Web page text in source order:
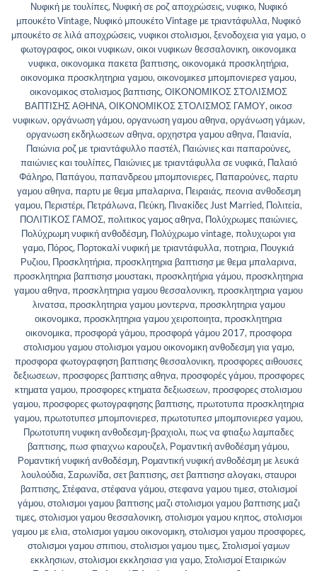
Νυφική με τουλίπες, Νυφική σε ροζ αποχρώσεις,νυφικο, Νυφικό
μπουκέτο Vintage, Νυφικό μπουκέτο Vintage με τριαντάφυλλα, Νυφικό
μπουκέτο σε λιλά αποχρώσεις,νυφικοι στολισμοι,ξενοδοχεια για γαμο,ο
φωτογραφος,οικοι νυφικων,οικοι νυφικων θεσσαλονικη,οικονομικα
νυφικα,οικονομικα πακετα βαπτισης,οικονομικά προσκλητήρια,
οικονομικα προσκλητηρια γαμου,οικονομικεσ μπομπονιερεσ γαμου,
οικονομικος στολισμος βαπτισης,ΟΙΚΟΝΟΜΙΚΟΣ ΣΤΟΛΙΣΜΟΣ
ΒΑΠΤΙΣΗΣ ΑΘΗΝΑ,ΟΙΚΟΝΟΜΙΚΟΣ ΣΤΟΛΙΣΜΟΣ ΓΑΜΟΥ,οικοσ
νυφικων,οργάνωση γάμου,οργανωση γαμου αθηνα,οργάνωση γάμων,
οργανωση εκδηλωσεων αθηνα,ορχηστρα γαμου αθηνα, Παιανία,
Παιώνια ροζ με τριαντάφυλλο παστέλ, Παιώνιες και παπαρούνες,
παιώνιες και τουλίπες, Παιώνιες με τριαντάφυλλα σε νυφικά, Παλαιό
Φάληρο, Παπάγου,παπανδρεου μπομπονιερες, Παπαρούνες,παρτυ
γαμου αθηνα,παρτυ με θεμα μπαλαρινα, Πειραιάς,πεονια ανθοδεσμη
γαμου, Περιστέρι, Πετράλωνα, Πεύκη, Πινακίδες Just Married, Πολιτεία,
ΠΟΛΙΤΙΚΟΣ ΓΑΜΟΣ,πολιτικος γαμος αθηνα, Πολύχρωμες παιώνιες,
Πολύχρωμη νυφική ανθοδέσμη, Πολύχρωμο vintage,πολυχωροι για
γαμο, Πόρος, Πορτοκαλί νυφική με τριαντάφυλλα,ποτηρια, Πουγκιά
Ρυζιου, Προσκλητήρια,προσκλητηρια βαπτισησ με θεμα μπαλαρινα,
προσκλητηρια βαπτισησ μουστακι,προσκλητήρια γάμου,προσκλητηρια
γαμου αθηνα,προσκλητηρια γαμου θεσσαλονικη,προσκλητηρια γαμου
λινατσα,προσκλητηρια γαμου μοντερνα,προσκλητηρια γαμου
οικονομικα,προσκλητηρια γαμου χειροποιητα,προσκλητηρια
οικονομικα,προσφορά γάμου,προσφορά γάμου 2017,προσφορα
στολισμου γαμου στολισμοι γαμου οικονομικη ανθοδεσμη για γαμο,
προσφορα φωτογραφηση βαπτισης θεσσαλονικη,προσφορες αιθουσες
δεξιωσεων,προσφορες βαπτισης αθηνα,προσφορές γάμου,προσφορες
κτηματα γαμου,προσφορες κτηματα δεξιωσεων,προσφορες στολισμου
γαμου,προσφορες φωτογραφησης βαπτισης,πρωτοτυπα προσκλητηρια
γαμου,πρωτοτυπεσ μπομπονιερεσ,πρωτοτυπεσ μπομπονιερεσ γαμου,
Πρωτοτυπη νυφικη ανθοδεσμη-βραχιολι,πως να φτιαξω λαμπαδες
βαπτισης,πωσ φτιαχνω καρουζελ, Ρομαντική ανθοδέσμη γάμου,
Ρομαντική νυφική ανθοδέσμη, Ρομαντική νυφική ανθοδέσμη με λευκά
λουλούδια,Σαρωνίδα,σετ βαπτισης,σετ βαπτισησ αλογακι,σταυροι
βαπτισης,Στέφανα,στέφανα γάμου,στεφανα γαμου τιμεσ,στολισμοί
γάμου,στολισμοι γαμου βαπτισης μαζι στολισμοι γαμου βαπτισης μαζι
τιμες,στολισμοι γαμου θεσσαλονικη,στολισμοι γαμου κηπος,στολισμοι
γαμου με ελια,στολισμοι γαμου οικονομικη,στολισμοι γαμου προσφορες,
στολισμοι γαμου σπιτιου,στολισμοι γαμου τιμες,Στολισμοί γαμων
εκκλησιων,στολισμοι εκκλησιασ για γαμο,Στολισμοί Εταιρικών